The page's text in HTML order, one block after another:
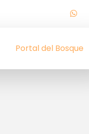
Portal del Bosque